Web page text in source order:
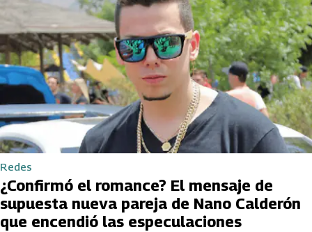
Redes
¿Confirmó el romance? El mensaje de
supuesta nueva pareja de Nano Calderón
que encendió las especulaciones